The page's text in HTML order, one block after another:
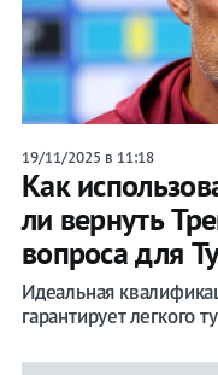
19/11/2025 в 11:18
Как
ли вернуть
вопроса для
Идеальная
гарантирует легкого